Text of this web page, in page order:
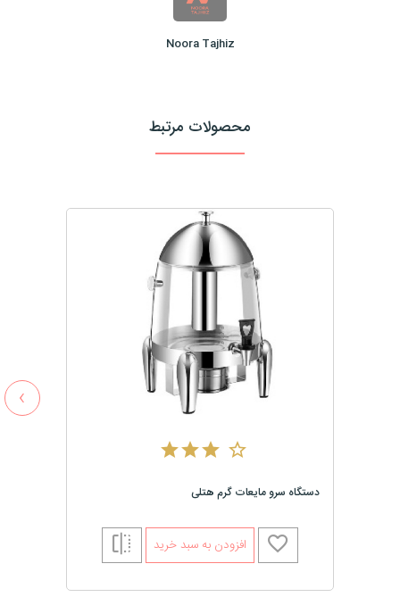
Noora Tajhiz
محصولات مرتبط
دستگاه سرو مایعات گرم هتلی
افزودن به سبد خرید
›